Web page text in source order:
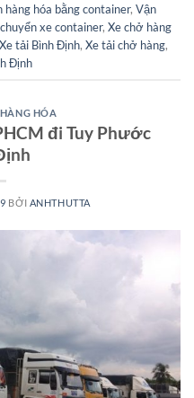
hàng hóa bằng container, Vận
xe container, Xe chở hàng
Xe tải Bình Định, Xe tải chở hàng,
Định
HÓA
đi Tuy Phước
BỞI ANHTHUTTA